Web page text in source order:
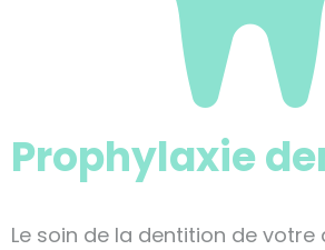
Prophylaxie
Le soin de la dentition de votre